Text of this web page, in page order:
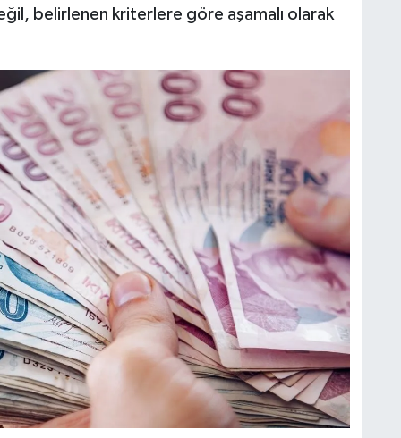
belirlenen kriterlere göre aşamalı olarak